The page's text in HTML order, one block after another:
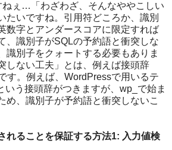
ねぇ…「わざわざ、そんなややこしい
たいですね。引用符どころか、識別
数字とアンダースコアに限定すれば
、識別子がSQLの予約語と衝突しな
識別子をクォートする必要もありま
しない工夫」とは、例えば接頭辞
す。例えば、WordPressで用いるテ
いう接頭辞がつきますが、wp_で始ま
め、識別子が予約語と衝突しないこ
れることを保証する方法1: 入力値検